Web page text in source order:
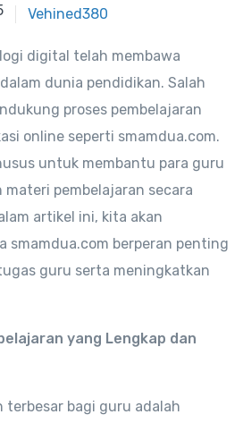
Vehined380
digital telah membawa
dunia pendidikan. Salah
proses pembelajaran
online seperti smamdua.com.
untuk membantu para guru
materi pembelajaran secara
artikel ini, kita akan
smamdua.com berperan penting
guru serta meningkatkan
yang Lengkap dan
bagi guru adalah